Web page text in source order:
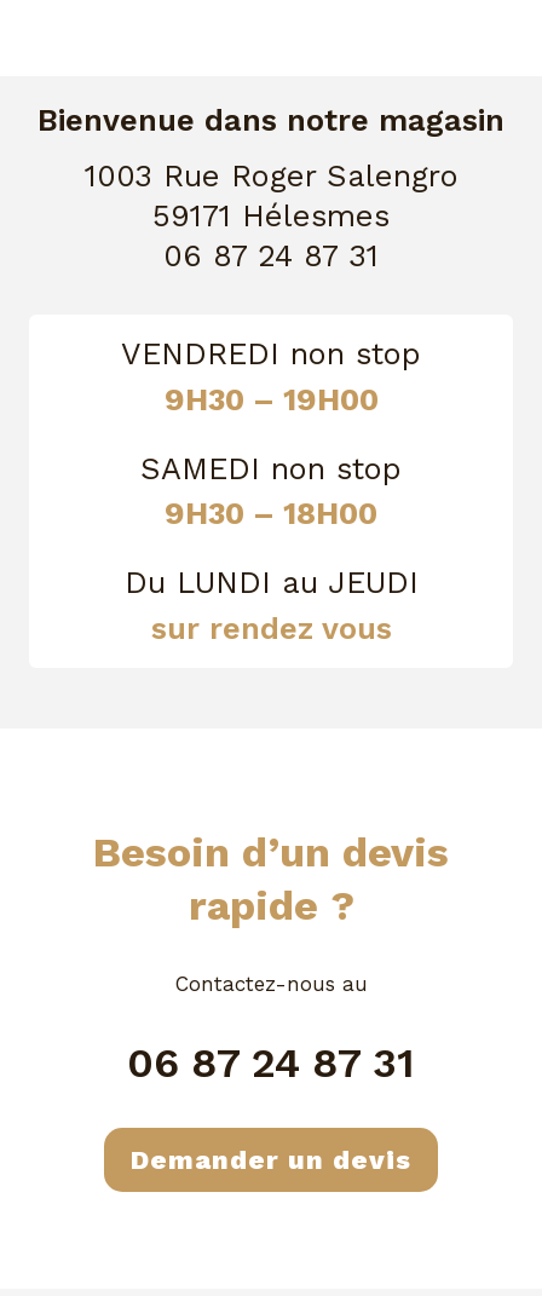
Bienvenue dans notre magasin
1003 Rue Roger Salengro
59171 Hélesmes
06 87 24 87 31
VENDREDI non stop
9H30 – 19H00
SAMEDI non stop
9H30 – 18H00
Du LUNDI au JEUDI
sur rendez vous
Besoin d’un devis
rapide ?
Contactez-nous au
06 87 24 87 31
Demander un devis